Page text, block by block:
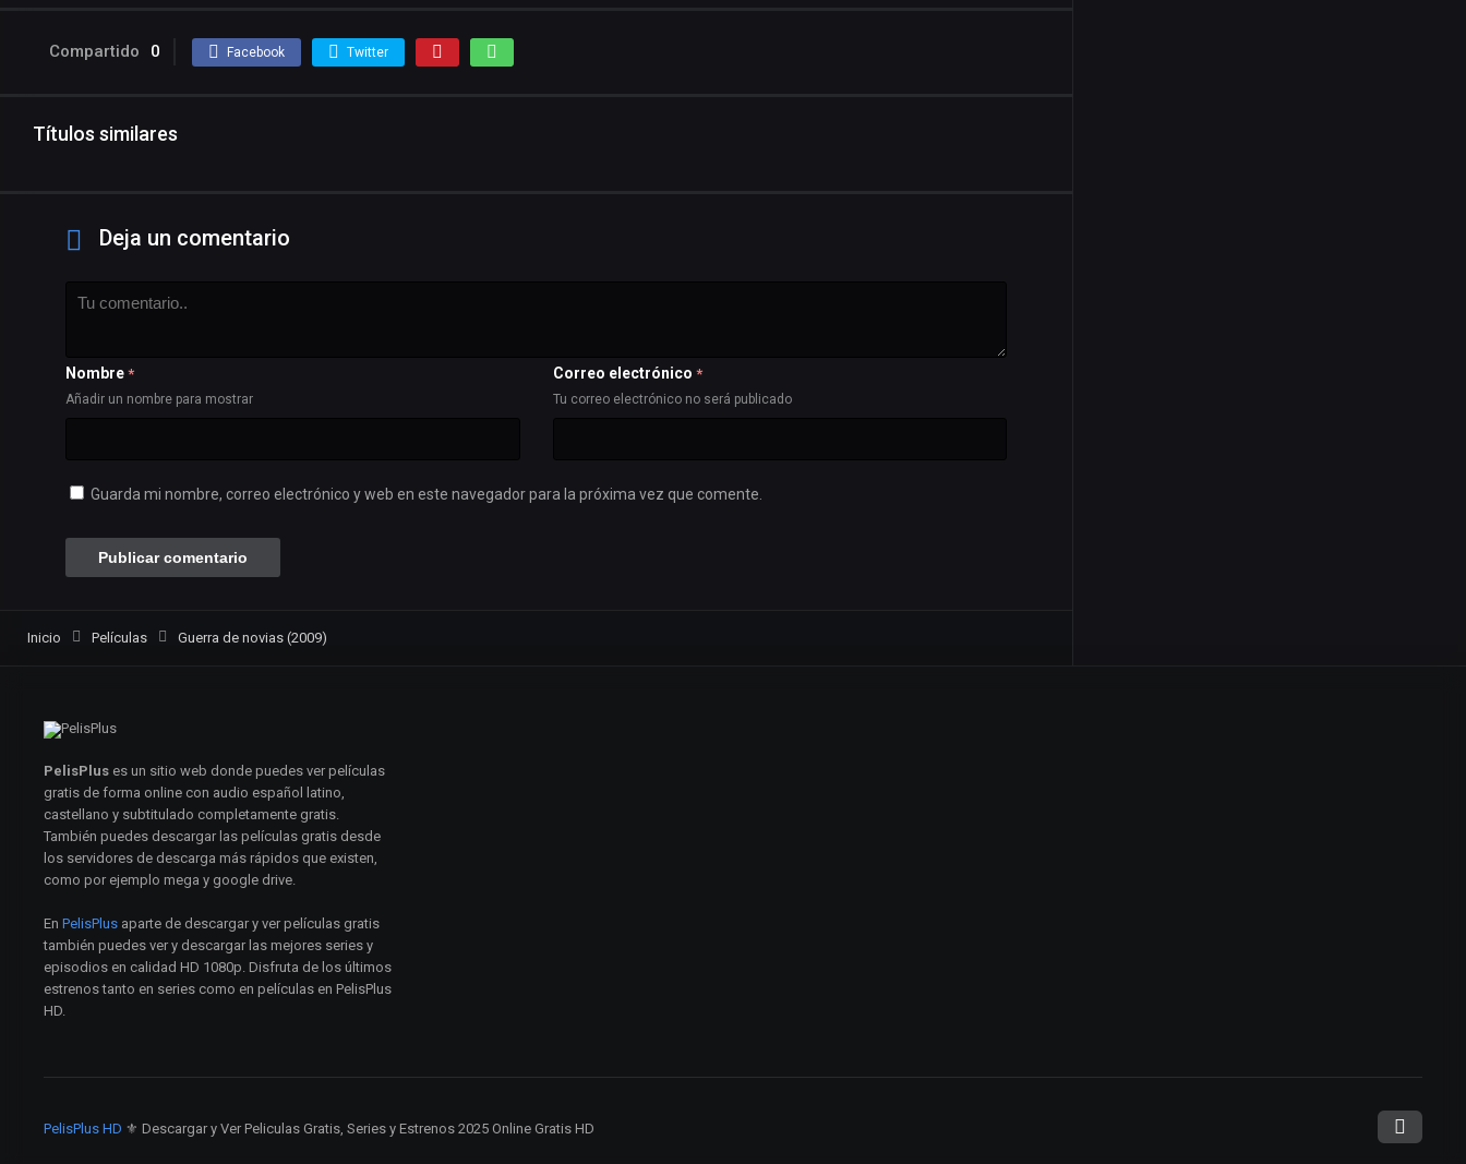
Compartido 0 Facebook Twitter
Títulos similares
Deja un comentario
Nombre *
Añadir un nombre para mostrar
Correo electrónico *
Tu correo electrónico no será publicado
Guarda mi nombre, correo electrónico y web en este navegador para la próxima vez que comente.
Inicio Películas Guerra de novias (2009)
PelisPlus es un sitio web donde puedes ver películas
gratis de forma online con audio español latino,
castellano y subtitulado completamente gratis.
También puedes descargar las películas gratis desde
los servidores de descarga más rápidos que existen,
como por ejemplo mega y google drive.
En PelisPlus aparte de descargar y ver películas gratis
también puedes ver y descargar las mejores series y
episodios en calidad HD 1080p. Disfruta de los últimos
estrenos tanto en series como en películas en PelisPlus
HD.
PelisPlus HD ⚜️ Descargar y Ver Peliculas Gratis, Series y Estrenos 2025 Online Gratis HD